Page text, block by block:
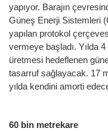
yapıyor. Barajın
Güneş Enerji Sistemleri
yapılan protokol
vermeye başladı. Yılda
üretmesi hedeflenen
tasarruf sağlayacak. 17
yılda kendini amorti
60 bin metrekare